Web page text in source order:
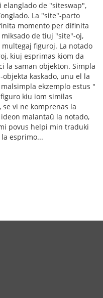
de "siteswap",
La "site"-parto
momento per difinita
de tiuj "site"-oj,
figuroj. La notado
kiuj esprimas kiom da
la saman objekton. Simpla
kaskado, unu el la
ekzemplo estus "
kiu iom similas
se vi ne komprenas la
malantaŭ la notado,
povus helpi min traduki
esprimo...